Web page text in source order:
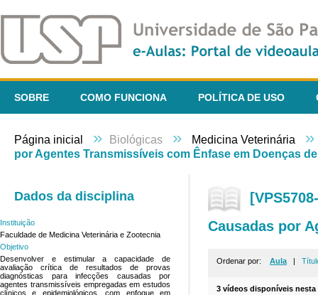
SOBRE COMO FUNCIONA POLÍTICA DE USO
Página inicial » Biológicas » Medicina Veterinária »
por Agentes Transmissíveis com Ênfase em Doenças
Dados da disciplina
Instituição
Faculdade de Medicina Veterinária e Zootecnia
Objetivo
Desenvolver e estimular a capacidade de
avaliação crítica de resultados de provas
diagnósticas para infecções causadas por
agentes transmissíveis empregadas em estudos
clínicos e epidemiológicos, com enfoque em
Causadas por
Ordenar por: Aula |
3 vídeos disponíveis